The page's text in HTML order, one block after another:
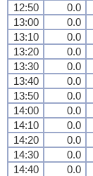
12:50
0.0
13:00
0.0
13:10
0.0
13:20
0.0
13:30
0.0
13:40
0.0
13:50
0.0
14:00
0.0
14:10
0.0
14:20
0.0
14:30
0.0
14:40
0.0